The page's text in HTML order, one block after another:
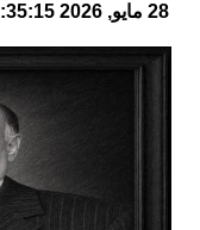
28 مايو, 2026 11:35:15 م